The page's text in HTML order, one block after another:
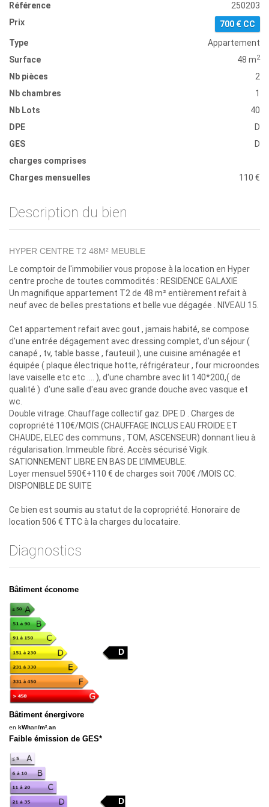
Référence
250203
Prix
700 € CC
Type
Appartement
Surface
48 m2
Nb pièces
2
Nb chambres
1
Nb Lots
40
DPE
D
GES
D
charges comprises
Charges mensuelles
110 €
Description du bien
HYPER CENTRE T2 48M² MEUBLE
Le comptoir de l'immobilier vous propose à la location en Hyper
centre proche de toutes commodités : RESIDENCE GALAXIE
Un magnifique appartement T2 de 48 m² entièrement refait à
neuf avec de belles prestations et belle vue dégagée . NIVEAU 15.
Cet appartement refait avec gout , jamais habité, se compose
d'une entrée dégagement avec dressing complet, d'un séjour (
canapé , tv, table basse , fauteuil ), une cuisine aménagée et
équipée ( plaque électrique hotte, réfrigérateur , four microondes
lave vaiselle etc etc .... ), d'une chambre avec lit 140*200,( de
qualité ) d'une salle d'eau avec grande douche avec vasque et
wc.
Double vitrage. Chauffage collectif gaz. DPE D . Charges de
copropriété 110€/MOIS (CHAUFFAGE INCLUS EAU FROIDE ET
CHAUDE, ELEC des communs , TOM, ASCENSEUR) donnant lieu à
régularisation. Immeuble fibré. Accès sécurisé Vigik.
SATIONNEMENT LIBRE EN BAS DE L’IMMEUBLE.
Loyer mensuel 590€+110 € de charges soit 700€ /MOIS CC.
DISPONIBLE DE SUITE
Ce bien est soumis au statut de la copropriété. Honoraire de
location 506 € TTC à la charges du locataire.
Diagnostics
Bâtiment économe
D
Bâtiment énergivore
en kWhan/m².an
Faible émission de GES*
D